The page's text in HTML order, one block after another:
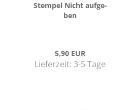
Stem­pel Nicht auf­ge­
ben
5,90 EUR
Lieferzeit: 3-5 Tage